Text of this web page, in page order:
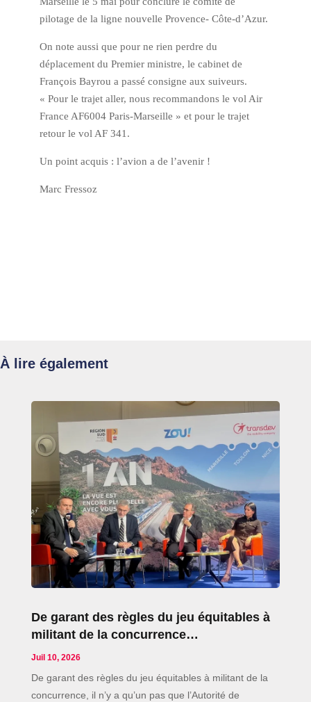
pilotage de la ligne nouvelle Provence- Côte-d’Azur.
On note aussi que pour ne rien perdre du
déplacement du Premier ministre, le cabinet de
François Bayrou a passé consigne aux suiveurs.
« Pour le trajet aller, nous recommandons le vol Air
France AF6004 Paris-Marseille » et pour le trajet
retour le vol AF 341.
Un point acquis : l’avion a de l’avenir !
Marc Fressoz
À lire également
De garant des règles du jeu équitables à
militant de la concurrence…
Juil 10, 2026
De garant des règles du jeu équitables à militant de la
concurrence, il n’y a qu’un pas que l’Autorité de